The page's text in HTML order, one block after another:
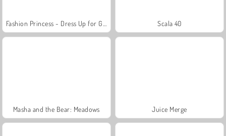
Scala 40
Masha and the Bear: Meadows Juice Merge